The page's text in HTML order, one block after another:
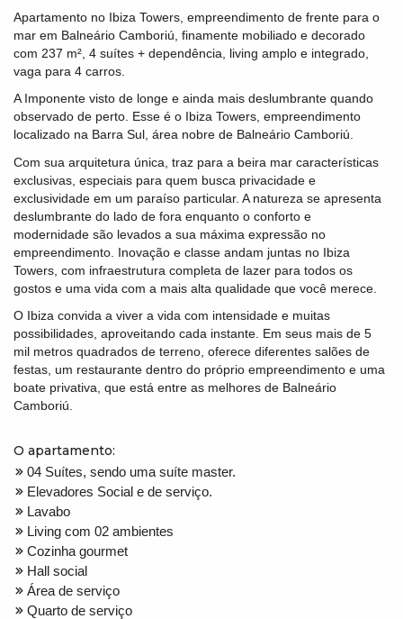
Apartamento no Ibiza Towers, empreendimento de frente para o
mar em Balneário Camboriú, finamente mobiliado e decorado
com 237 m², 4 suítes + dependência, living amplo e integrado,
vaga para 4 carros.
A Imponente visto de longe e ainda mais deslumbrante quando
observado de perto. Esse é o Ibiza Towers, empreendimento
localizado na Barra Sul, área nobre de Balneário Camboriú.
Com sua arquitetura única, traz para a beira mar características
exclusivas, especiais para quem busca privacidade e
exclusividade em um paraíso particular. A natureza se apresenta
deslumbrante do lado de fora enquanto o conforto e
modernidade são levados a sua máxima expressão no
empreendimento. Inovação e classe andam juntas no Ibiza
Towers, com infraestrutura completa de lazer para todos os
gostos e uma vida com a mais alta qualidade que você merece.
O Ibiza convida a viver a vida com intensidade e muitas
possibilidades, aproveitando cada instante. Em seus mais de 5
mil metros quadrados de terreno, oferece diferentes salões de
festas, um restaurante dentro do próprio empreendimento e uma
boate privativa, que está entre as melhores de Balneário
Camboriú.
O apartamento:
04 Suítes, sendo uma suíte master.
Elevadores Social e de serviço.
Lavabo
Living com 02 ambientes
Cozinha gourmet
Hall social
Área de serviço
Quarto de serviço